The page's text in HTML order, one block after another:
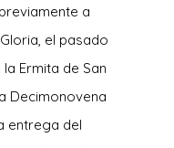
a
el pasado
Ermita de San
Decimonovena
entrega del